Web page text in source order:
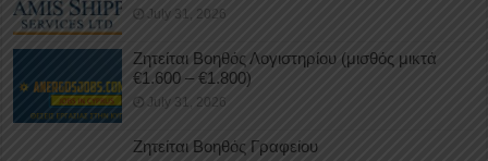
July 31, 2026
Ζητείται Βοηθός Λογιστηρίου (μισθός μικτά
€1.600 – €1.800)
July 31, 2026
Ζητείται Βοηθός Γραφείου